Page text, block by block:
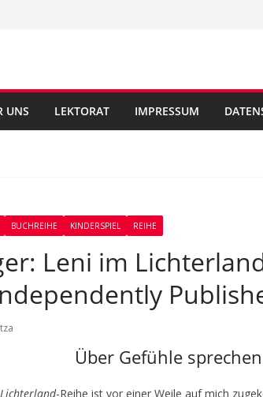
UNS LEKTORAT IMPRESSUM
BUCHREIHE KINDERSPIEL REIHE
Leni im
Über Gefühle
-Reihe ist vor einer Weile auf mich